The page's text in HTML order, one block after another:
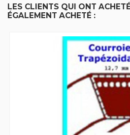
LES CLIENTS QUI ONT
ÉGALEMENT ACHETÉ :